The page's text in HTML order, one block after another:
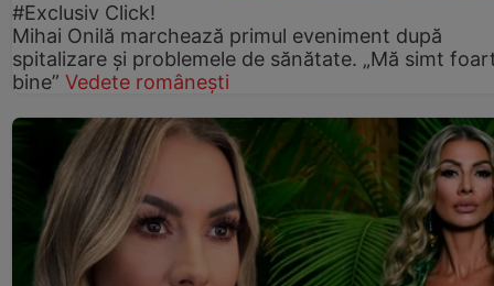
#Exclusiv Click!
Mihai Onilă marchează primul eveniment după
spitalizare și problemele de sănătate. „Mă simt
bine” Vedete românești